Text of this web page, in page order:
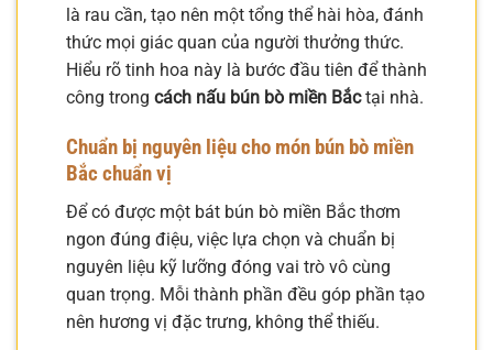
là rau cần, tạo nên một tổng thể hài hòa, đánh
thức mọi giác quan của người thưởng thức.
Hiểu rõ tinh hoa này là bước đầu tiên để thành
công trong cách nấu bún bò miền Bắctại nhà.
Chuẩn bị nguyên liệu cho món bún bò miền
Bắc chuẩn vị
Để có được một bát bún bò miền Bắc thơm
ngon đúng điệu, việc lựa chọn và chuẩn bị
nguyên liệu kỹ lưỡng đóng vai trò vô cùng
quan trọng. Mỗi thành phần đều góp phần tạo
nên hương vị đặc trưng, không thể thiếu.